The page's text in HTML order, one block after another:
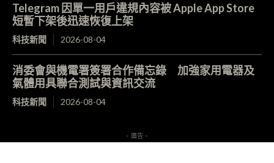
Telegram 因單一用戶違規內容被 Apple App Store
短暫下架後迅速恢復上架
科技新聞 2026-08-04
消委會與機電署簽署合作備忘錄 加強家用電器及
氣體用具聯合測試與資訊交流
科技新聞 2026-08-04
- 廣告 -